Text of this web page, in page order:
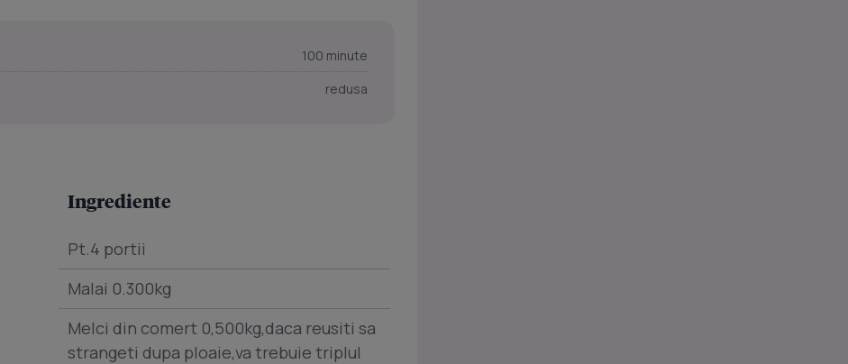
100 minute
redusa
Ingrediente
Pt.4 portii
Malai 0.300kg
Melci din comert 0,500kg,daca reusiti sa
strangeti dupa ploaie,va trebuie triplul